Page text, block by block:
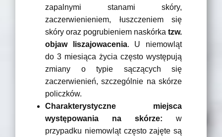
zapalnymi stanami skóry,
zaczerwienieniem, łuszczeniem się
skóry oraz pogrubieniem naskórka tzw.
objaw liszajowacenia. U niemowląt
do 3 miesiąca życia często występują
zmiany o typie sączących się
zaczerwienień, szczególnie na skórze
policzków.
Charakterystyczne miejsca
występowania na skórze: w
przypadku niemowląt często zajęte są